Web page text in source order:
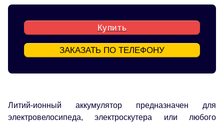
Купить
ЗАКАЗАТЬ ПО ТЕЛЕФОНУ
Литий-ионный аккумулятор предназначен для
электровелосипеда, электроскутера или любого